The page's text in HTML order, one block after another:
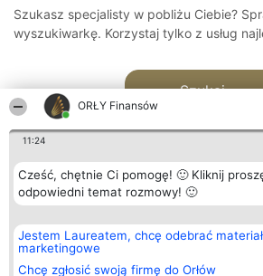
ORŁY Finansów
11:24
Cześć, chętnie Ci pomogę! 🙂 Kliknij
odpowiedni temat rozmowy! 🙂
Jestem Laureatem, chcę odebrać
marketingowe
Chcę zgłosić swoją firmę do Orłów
Szukasz specjalisty w pobliżu Ciebie?
wyszukiwarkę. Korzystaj tylko z usług
Szukaj
Organizator plebiscytu
Bright Side Solutions sp. z o.
o. sp. k.
ul. Ruska 22
Plebiscyt
Laureaci
wszystkich